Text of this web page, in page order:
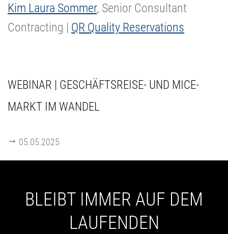
Kim Laura Sommer, Senior Consultant
Contracting | QR Quality Reservations
WEBINAR | GESCHÄFTSREISE- UND MICE-
MARKT IM WANDEL
05.05.2025
BLEIBT IMMER AUF DEM
LAUFENDEN